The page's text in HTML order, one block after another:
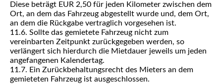
Diese beträgt EUR 2,50 für jeden Kilometer zwischen dem
Ort, an dem das Fahrzeug abgestellt wurde und, dem Ort,
an dem die Rückgabe vertraglich vorgesehen ist.
11.6. Sollte das gemietete Fahrzeug nicht zum
vereinbarten Zeitpunkt zurückgegeben werden, so
verlängert sich hierdurch die Mietdauer jeweils um jeden
angefangenen Kalendertag.
11.7. Ein Zurückbehaltungsrecht des Mieters an dem
gemieteten Fahrzeug ist ausgeschlossen.